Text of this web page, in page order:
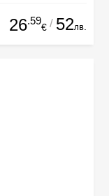
26.59
€ / 52лв.